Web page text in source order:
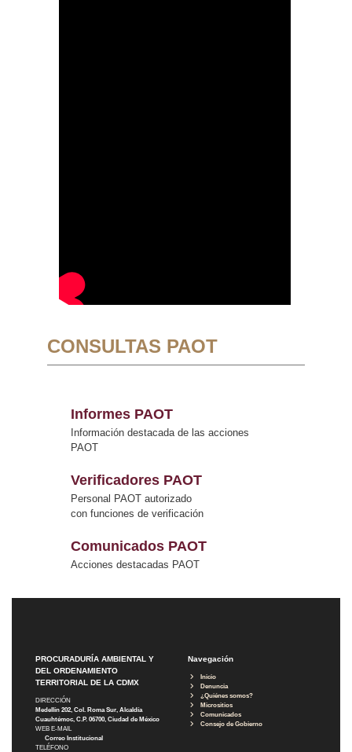
CONSULTAS PAOT
Informes PAOT
Información destacada de las acciones
PAOT
Verificadores PAOT
Personal PAOT autorizado
con funciones de verificación
Comunicados PAOT
Acciones destacadas PAOT
PROCURADURÍA AMBIENTAL Y
DEL ORDENAMIENTO
TERRITORIAL DE LA CDMX
DIRECCIÓN
Medellín 202, Col. Roma Sur, Alcaldía
Cuauhtémoc, C.P. 06700, Ciudad de México
WEB E-MAIL
Correo Institucional
TELÉFONO
Navegación
Inicio
Denuncia
¿Quiénes somos?
Micrositios
Comunicados
Consejo de Gobierno